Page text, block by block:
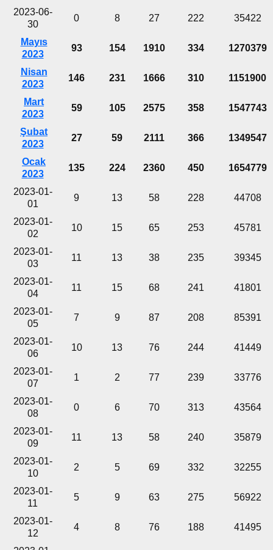
2023-06-
30
0 8 27 222 35422
Mayıs
2023
93 154 1910 334 1270379
Nisan
2023
146 231 1666 310 1151900
Mart
2023
59 105 2575 358 1547743
Şubat
2023
27 59 2111 366 1349547
Ocak
2023
135 224 2360 450 1654779
2023-01-
01
9 13 58 228 44708
2023-01-
02
10 15 65 253 45781
2023-01-
03
11 13 38 235 39345
2023-01-
04
11 15 68 241 41801
2023-01-
05
7 9 87 208 85391
2023-01-
06
10 13 76 244 41449
2023-01-
07
1 2 77 239 33776
2023-01-
08
0 6 70 313 43564
2023-01-
09
11 13 58 240 35879
2023-01-
10
2 5 69 332 32255
2023-01-
11
5 9 63 275 56922
2023-01-
12
4 8 76 188 41495